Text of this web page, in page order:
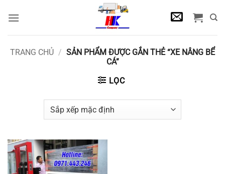
qua
TRANG CHỦ / SẢN PHẨM ĐƯỢC GẮN THẺ “XE NÂNG BỂ
CÁ”
LỌC